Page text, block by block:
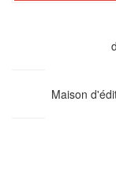
Maison